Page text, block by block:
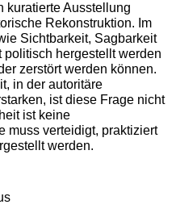
kuratierte Ausstellung
Rekonstruktion. Im
Sichtbarkeit, Sagbarkeit
hergestellt werden
zerstört werden können.
in der autoritäre
ist diese Frage nicht
ist keine
muss verteidigt, praktiziert
werden.